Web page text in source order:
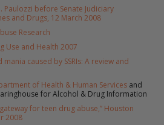
Paulozzi before Senate Judiciary
and Drugs, 12 March 2008
Research
Use and Health 2007
caused by SSRIs: A review and
of Health & Human Services and
for Alcohol & Drug Information
for teen drug abuse,” Houston
2008